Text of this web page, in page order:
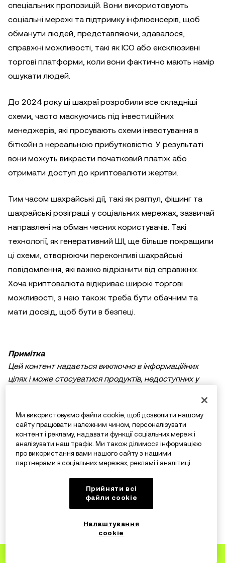
спеціальних пропозицій. Вони використовують
соціальні мережі та підтримку інфлюенсерів, щоб
обманути людей, представляючи, здавалося,
справжні можливості, такі як ICO або ексклюзивні
торгові платформи, коли вони фактично мають намір
ошукати людей.
До 2024 року ці шахраї розробили все складніші
схеми, часто маскуючись під інвестиційних
менеджерів, які просувають схеми інвестування в
біткойн з нереальною прибутковістю. У результаті
вони можуть викрасти початковий платіж або
отримати доступ до криптовалюти жертви.
Тим часом шахрайські дії, такі як рагпул, фішинг та
шахрайські розіграші у соціальних мережах, зазвичай
направлені на обман чесних користувачів. Такі
технології, як генеративний ШІ, ще більше покращили
ці схеми, створюючи переконливі шахрайські
повідомлення, які важко відрізнити від справжніх.
Хоча криптовалюта відкриває широкі торгові
можливості, з нею також треба бути обачним та
мати досвід, щоб бути в безпеці.
Примітка
Цей контент надається виключно в інформаційних
цілях і може стосуватися продуктів, недоступних у
(ii) пропозицій або прохань купити, продати або
утримувати криптовалютні/цифрові активи;
(iii) фінансових, бухгалтерських, юридичних або
податкових консультацій. Утримування
криптовалютних/цифрових активів, зокрема
стейблкоїнів, пов’язане з високим ризиком, а вартість
таких активів може сильно коливатися. Ви маєте
ретельно зважити, чи підходить вам торгівля
ними з огляду на свій фінансовий стан. Якщо у вас
Схожі статті
Криптовалютний бум 2024 року: топ-5
Ми використовуємо файли cookie, щоб дозволити нашому
сайту працювати належним чином, персоналізувати
контент і рекламу, надавати функції соціальних мереж і
аналізувати наш трафік. Ми також ділимося інформацією
про використання вами нашого сайту з нашими
партнерами в соціальних мережах, рекламі і аналітиці.
Прийняти всі
файли сookie
Налаштування
cookie